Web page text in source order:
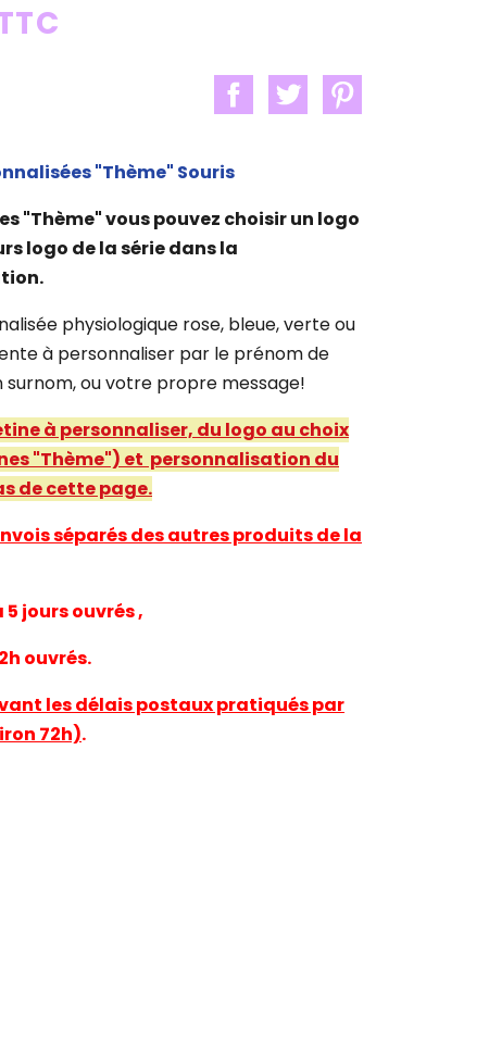
"Thème" Souris
"Thème" vous pouvez choisir un logo
logo de la série dans la
physiologique rose, bleue, verte ou
à personnaliser par le prénom de
surnom, ou votre propre message!
à personnaliser, du logo au choix
"Thème") et personnalisation du
de cette page.
séparés des autres produits de la
jours ouvrés ,
ouvrés.
les délais postaux pratiqués par
72h).